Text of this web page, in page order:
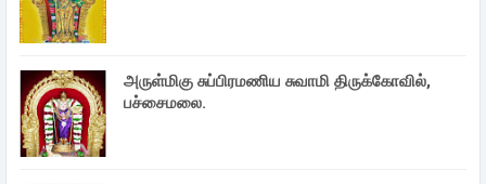
அருள்மிகு சுப்பிரமணிய சுவாமி திருக்கோவில்,
பச்சைமலை.